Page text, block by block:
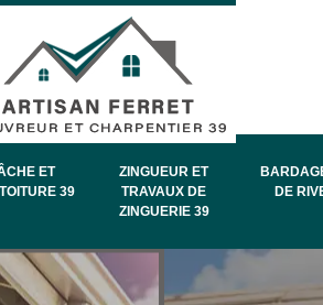
ET
39
ZINGUEUR ET
TRAVAUX DE
ZINGUERIE 39
DE